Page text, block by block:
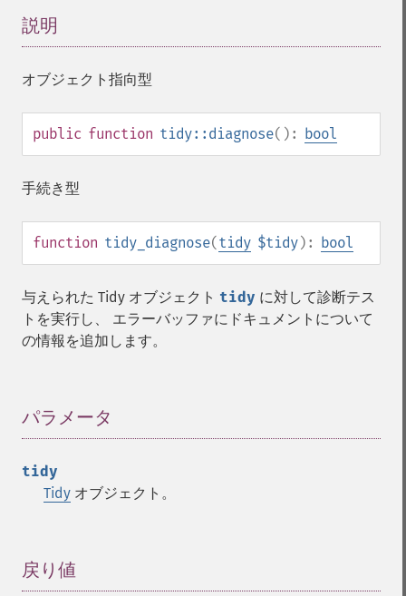
説明
オブジェクト指向型
public function tidy::diagnose(): bool
手続き型
function tidy_diagnose(tidy $tidy): bool
与えられた Tidy オブジェクト tidy に対して診断テス
トを実行し、 エラーバッファにドキュメントについて
の情報を追加します。
パラメータ
tidy
Tidy オブジェクト。
戻り値